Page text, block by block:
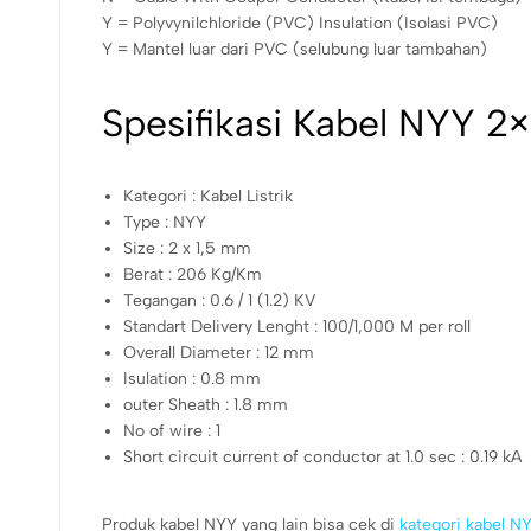
Y = Polyvynilchloride (PVC) Insulation (Isolasi PVC)
Y = Mantel luar dari PVC (selubung luar tambahan)
Spesifikasi Kabel NYY
Kategori : Kabel Listrik
Type : NYY
Size : 2 x 1,5 mm
Berat : 206 Kg/Km
Tegangan : 0.6 / 1 (1.2) KV
Standart Delivery Lenght : 100/1,000 M per roll
Overall Diameter : 12 mm
Isulation : 0.8 mm
outer Sheath : 1.8 mm
No of wire : 1
Short circuit current of conductor at 1.0 sec : 0.19 kA
Produk kabel NYY yang lain bisa cek di kategori kabel